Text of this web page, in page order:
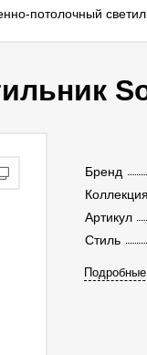
потолочный
Бренд
Коллекция
Артикул
Стиль
Подробные